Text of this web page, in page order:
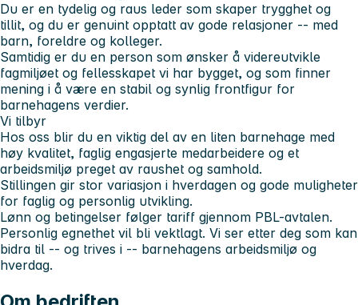
Du er en tydelig og raus leder som skaper trygghet og
tillit, og du er genuint opptatt av gode relasjoner -- med
barn, foreldre og kolleger.
Samtidig er du en person som ønsker å videreutvikle
fagmiljøet og fellesskapet vi har bygget, og som finner
mening i å være en stabil og synlig frontfigur for
barnehagens verdier.
Vi tilbyr
Hos oss blir du en viktig del av en liten barnehage med
høy kvalitet, faglig engasjerte medarbeidere og et
arbeidsmiljø preget av raushet og samhold.
Stillingen gir stor variasjon i hverdagen og gode muligheter
for faglig og personlig utvikling.
Lønn og betingelser følger tariff gjennom PBL-avtalen.
Personlig egnethet vil bli vektlagt. Vi ser etter deg som kan
bidra til -- og trives i -- barnehagens arbeidsmiljø og
hverdag.